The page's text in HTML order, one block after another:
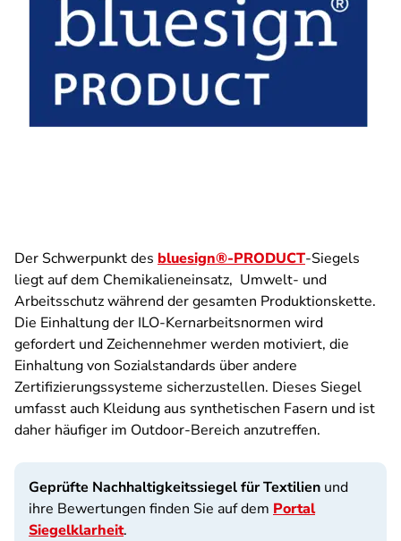
Der Schwerpunkt des bluesign®-PRODUCT-Siegels
liegt auf dem Chemikalieneinsatz, Umwelt- und
Arbeitsschutz während der gesamten Produktionskette.
Die Einhaltung der ILO-Kernarbeitsnormen wird
gefordert und Zeichennehmer werden motiviert, die
Einhaltung von Sozialstandards über andere
Zertifizierungssysteme sicherzustellen. Dieses Siegel
umfasst auch Kleidung aus synthetischen Fasern und ist
daher häufiger im Outdoor-Bereich anzutreffen.
Geprüfte Nachhaltigkeitssiegel für Textilien und
ihre Bewertungen finden Sie auf dem Portal
Siegelklarheit.